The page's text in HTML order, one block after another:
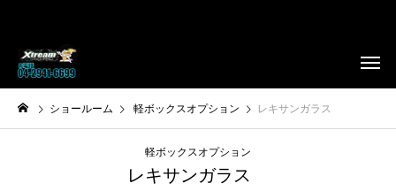
ショールーム 軽ボックスオプション レキサンガラス
軽ボックスオプション
レキサンガラス